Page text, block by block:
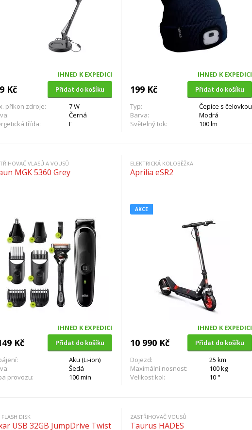
IHNED K EXPEDICI
Kč
Přidat do košíku
příkon zdroje:
7 W
Černá
třída:
F
IHNED K EXPEDICI
199 Kč
Přidat do košíku
Typ:
Čepice s čelovkou
Barva:
Modrá
Světelný tok:
100 lm
VLASŮ A VOUSŮ
MGK 5360 Grey
IHNED K EXPEDICI
Kč
Přidat do košíku
Aku (Li-ion)
Šedá
provozu:
100 min
ELEKTRICKÁ KOLOBĚŽKA
Aprilia eSR2
AKCE
IHNED K EXPEDICI
10 990 Kč
Přidat do košíku
Dojezd:
25 km
Maximální nosnost:
100 kg
Velikost kol:
10 "
FLASH DISK
USB 32GB JumpDrive Twist
ZASTŘIHOVAČ VOUSŮ
Taurus HADES